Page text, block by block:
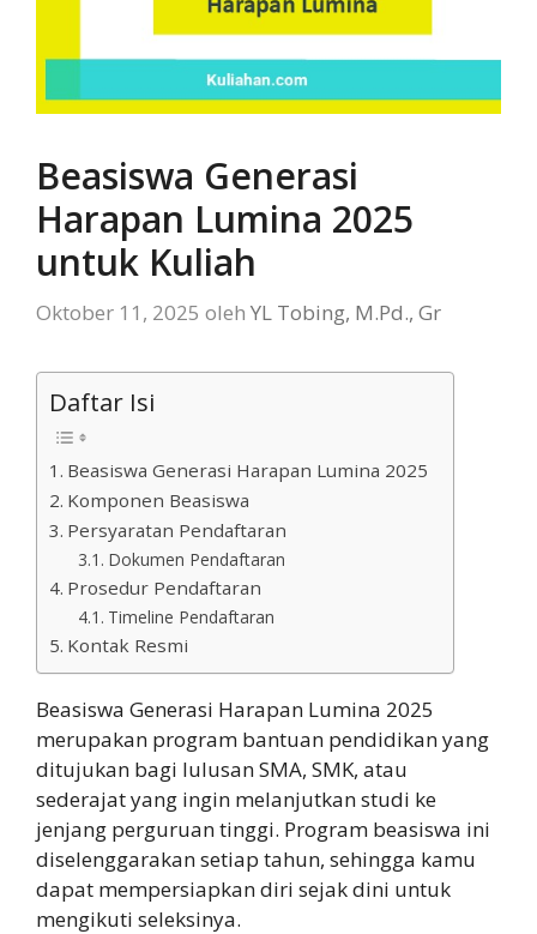
Beasiswa Generasi
Harapan Lumina 2025
untuk Kuliah
Oktober 11, 2025 oleh YL Tobing, M.Pd., Gr
Daftar Isi
Beasiswa Generasi Harapan Lumina 2025
Komponen Beasiswa
Persyaratan Pendaftaran
Dokumen Pendaftaran
Prosedur Pendaftaran
Timeline Pendaftaran
Kontak Resmi
Beasiswa Generasi Harapan Lumina 2025
merupakan program bantuan pendidikan yang
ditujukan bagi lulusan SMA, SMK, atau
sederajat yang ingin melanjutkan studi ke
jenjang perguruan tinggi. Program beasiswa ini
diselenggarakan setiap tahun, sehingga kamu
dapat mempersiapkan diri sejak dini untuk
mengikuti seleksinya.